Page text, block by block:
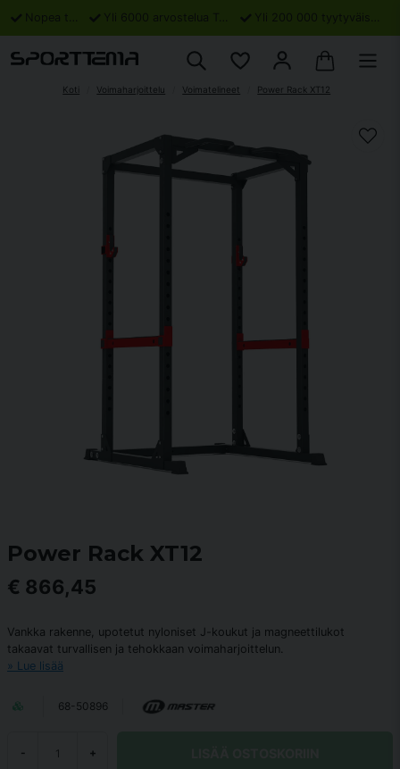
Nopea toimitus Yli 6000 arvostelua Trustpilotissa Yli 200 000 tyytyväistä asiakasta
Koti Voimaharjoittelu Voimatelineet Power Rack XT12
Power Rack XT12
€ 866,45
Vankka rakenne, upotetut nyloniset J-koukut ja magneettilukot
takaavat turvallisen ja tehokkaan voimaharjoittelun.
Lue lisää
68-50896
- +